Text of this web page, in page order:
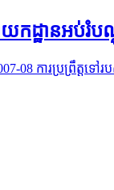
ាយកដ្ឋានអ
08 ការប្រព្រឹត្តទ